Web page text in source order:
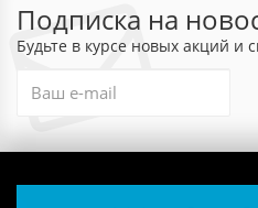
Подписка на
Будьте в курсе новых акций и